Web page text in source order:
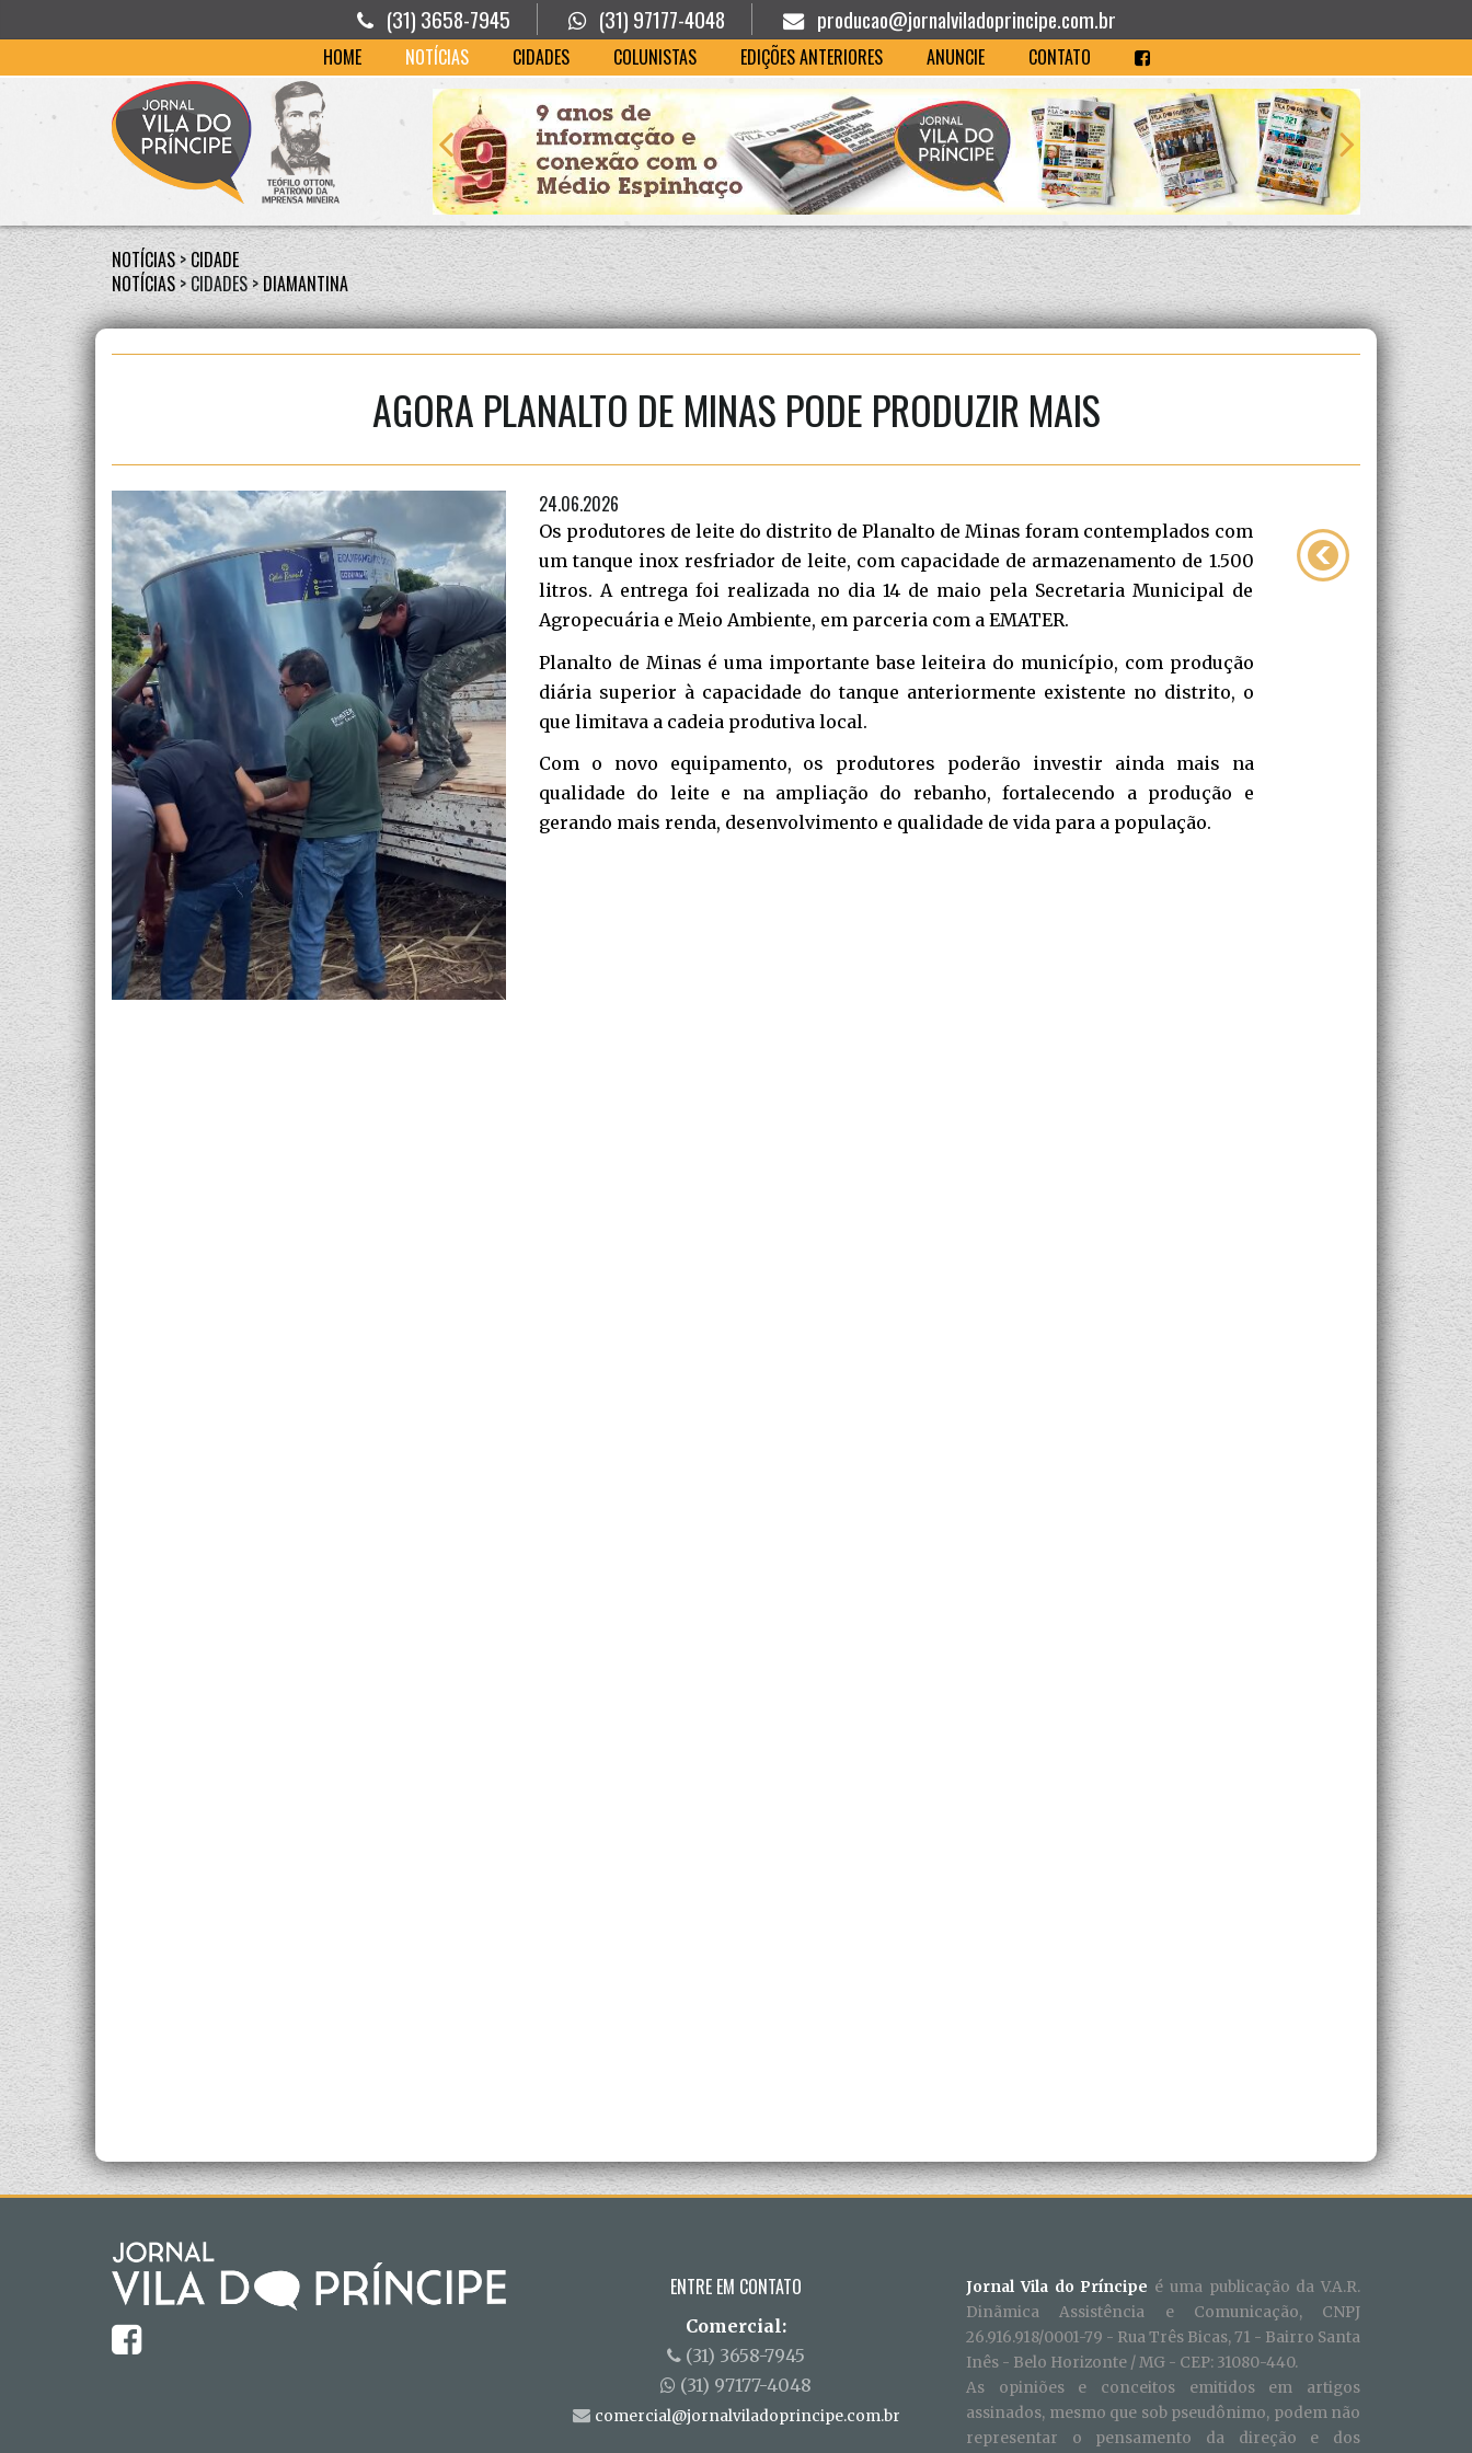
(31) 3658-7945 (31) 97177-4048 producao@jornalviladoprincipe.com.br
HOME NOTÍCIAS CIDADES COLUNISTAS EDIÇÕES ANTERIORES ANUNCIE CONTATO
NOTÍCIAS>CIDADE
NOTÍCIAS> CIDADES >DIAMANTINA
AGORA PLANALTO DE MINAS PODE PRODUZIR MAIS
24.06.2026
Os produtores de leite do distrito de Planalto de Minas foram contemplados com
um tanque inox resfriador de leite, com capacidade de armazenamento de 1.500
litros. A entrega foi realizada no dia 14 de maio pela Secretaria Municipal de
Agropecuária e Meio Ambiente, em parceria com a EMATER.
Planalto de Minas é uma importante base leiteira do município, com produção
diária superior à capacidade do tanque anteriormente existente no distrito, o
que limitava a cadeia produtiva local.
Com o novo equipamento, os produtores poderão investir ainda mais na
qualidade do leite e na ampliação do rebanho, fortalecendo a produção e
gerando mais renda, desenvolvimento e qualidade de vida para a população.
ENTRE EM CONTATO
Comercial:
(31) 3658-7945
(31) 97177-4048
comercial@jornalviladoprincipe.com.br
Jornal Vila do Príncipe é uma publicação da V.A.R.
Dinãmica Assistência e Comunicação, CNPJ
26.916.918/0001-79 - Rua Três Bicas, 71 - Bairro Santa
Inês - Belo Horizonte / MG - CEP: 31080-440.
As opiniões e conceitos emitidos em artigos
assinados, mesmo que sob pseudônimo, podem não
representar o pensamento da direção e dos